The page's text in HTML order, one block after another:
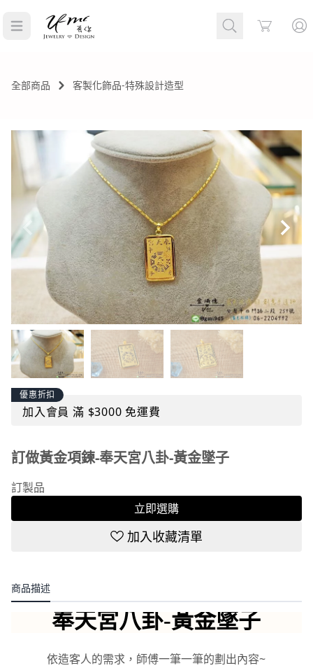
Cart
全部商品 客製化飾品-特殊設計造型
優惠折扣
加入會員 滿 $3000 免運費
訂做黃金項鍊-奉天宮八卦-黃金墜子
訂製品
立即選購
加入收藏清單
商品描述
奉天宮八卦-黃金墜子
依造客人的需求，師傅一筆一筆的劃出內容~